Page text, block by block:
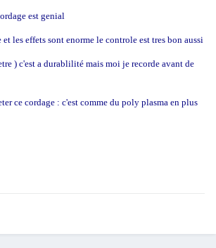
est genial
les effets sont enorme le controle est tres bon aussi
) c'est a durablilité mais moi je recorde avant de
ce cordage : c'est comme du poly plasma en plus